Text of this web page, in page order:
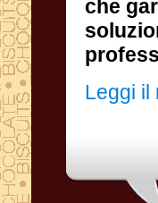
Leggi il